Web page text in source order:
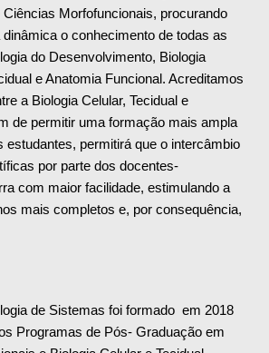
Morfofuncionais, procurando
o conhecimento de todas as
do Desenvolvimento, Biologia
e Anatomia Funcional. Acreditamos
a Biologia Celular, Tecidual e
de permitir uma formação mais ampla
estudantes, permitirá que o intercâmbio
por parte dos docentes-
com maior facilidade, estimulando a
mais completos e, por consequência,
de Sistemas foi formado em 2018
Programas de Pós- Graduação em